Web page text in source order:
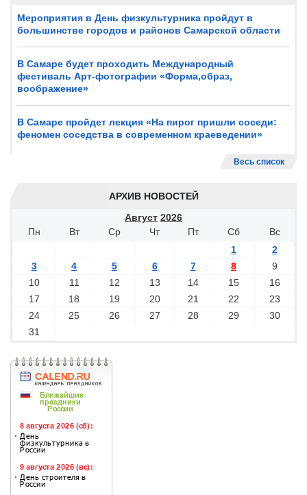
Мероприятия в День физкультурника пройдут в
большинстве городов и районов Самарской области
В Самаре будет проходить Международный
фестиваль Арт-фотографии «Форма,образ,
воображение»
В Самаре пройдет лекция «На пирог пришли соседи:
феномен соседства в современном краеведении»
Весь список
АРХИВ НОВОСТЕЙ
Август 2026
Пн
Вт Ср Чт Пт Сб
Вс
1
2
3
4 5 6 7 8
9
10
11 12 13 14 15
16
17
18 19 20 21 22
23
24
25 26 27 28 29
30
31